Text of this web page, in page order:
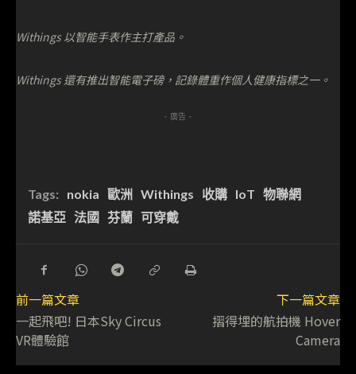
Withings 以智能手表作主打產品。
Withings 還有推出智能電子磅，記錄體重作個人健康指標之一。
- 廣告 -
Tags: nokia 歐洲 Withings 收購 IoT 物聯網
諾基亞 法國 芬蘭 可穿戴
前一篇文章
一起飛吧! 日本Sky Circus
VR體驗館
下一篇文章
摺得埋的航拍機 Hover
Camera